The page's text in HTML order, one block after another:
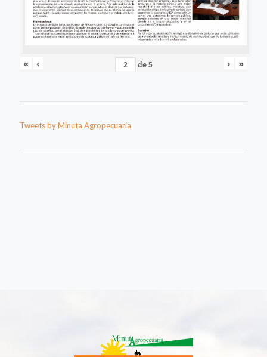
« ‹ de5 › »
Tweets by Minuta Agropecuaria